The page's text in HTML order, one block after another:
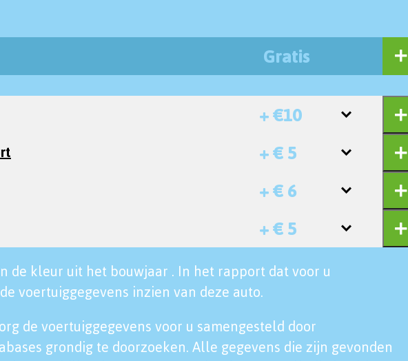
Gratis
+ €10
+ € 5
+ € 6
+ € 5
de kleur uit het bouwjaar . In het rapport dat voor u
voertuiggegevens inzien van deze auto.
de voertuiggegevens voor u samengesteld door
grondig te doorzoeken. Alle gegevens die zijn gevonden